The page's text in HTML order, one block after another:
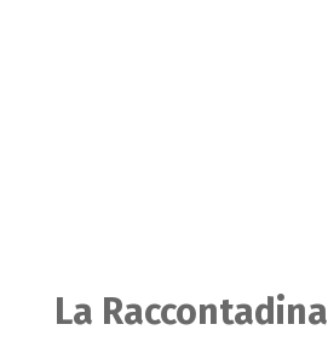
La Raccontadina